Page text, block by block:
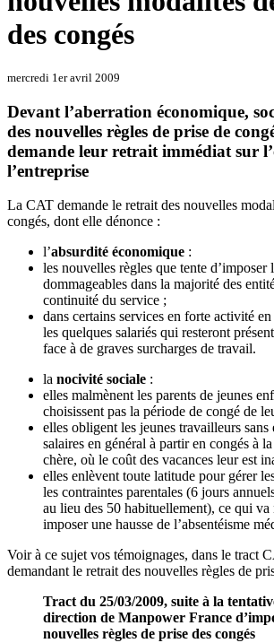
des congés
mercredi 1er avril 2009
Devant l’aberration économique,
des nouvelles règles de prise de
demande leur retrait immédiat sur
l’entreprise
La CAT demande le retrait des nouvelles
congés, dont elle dénonce :
l’absurdité économique :
les nouvelles règles que tente d’imposer
dommageables dans la majorité des
continuité du service ;
dans certains services en forte activité
les quelques salariés qui resteront
face à de graves surcharges de travail.
la nocivité sociale :
elles malmènent les parents de jeunes
choisissent pas la période de congé de
elles obligent les jeunes travailleurs sans
salaires en général à partir en congés à
chère, où le coût des vacances leur est
elles enlèvent toute latitude pour gérer
les contraintes parentales (6 jours
au lieu des 50 habituellement), ce qui va
imposer une hausse de l’absentéisme
Voir à ce sujet vos témoignages, dans le tract
demandant le retrait des nouvelles règles de
Tract du 25/03/2009, suite à la
direction de Manpower France
nouvelles règles de prise des congés